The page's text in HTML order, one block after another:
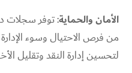
الأمان والحماية: توفر سجلات
من فرص الاحتيال وسوء
لتحسين إدارة النقد وتقليل